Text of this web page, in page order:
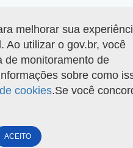
melhorar sua
Ao utilizar o gov.br, você
de monitoramento de
sobre como
cookies.Se você
ACEITO